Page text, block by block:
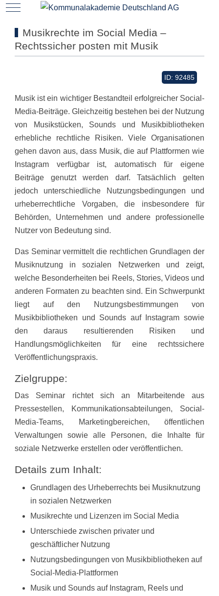
Mobile Menu Toggle
Musikrechte im Social Media –
Rechtssicher posten mit Musik
ID: 92485
Musik ist ein wichtiger Bestandteil erfolgreicher Social-
Media-Beiträge. Gleichzeitig bestehen bei der Nutzung
von Musikstücken, Sounds und Musikbibliotheken
erhebliche rechtliche Risiken. Viele Organisationen
gehen davon aus, dass Musik, die auf Plattformen wie
Instagram verfügbar ist, automatisch für eigene
Beiträge genutzt werden darf. Tatsächlich gelten
jedoch unterschiedliche Nutzungsbedingungen und
urheberrechtliche Vorgaben, die insbesondere für
Behörden, Unternehmen und andere professionelle
Nutzer von Bedeutung sind.
Das Seminar vermittelt die rechtlichen Grundlagen der
Musiknutzung in sozialen Netzwerken und zeigt,
welche Besonderheiten bei Reels, Stories, Videos und
anderen Formaten zu beachten sind. Ein Schwerpunkt
liegt auf den Nutzungsbestimmungen von
Musikbibliotheken und Sounds auf Instagram sowie
den daraus resultierenden Risiken und
Handlungsmöglichkeiten für eine rechtssichere
Veröffentlichungspraxis.
Zielgruppe:
Das Seminar richtet sich an Mitarbeitende aus
Pressestellen, Kommunikationsabteilungen, Social-
Media-Teams, Marketingbereichen, öffentlichen
Verwaltungen sowie alle Personen, die Inhalte für
soziale Netzwerke erstellen oder veröffentlichen.
Details zum Inhalt:
Grundlagen des Urheberrechts bei Musiknutzung
in sozialen Netzwerken
Musikrechte und Lizenzen im Social Media
Unterschiede zwischen privater und
geschäftlicher Nutzung
Nutzungsbedingungen von Musikbibliotheken auf
Social-Media-Plattformen
Musik und Sounds auf Instagram, Reels und